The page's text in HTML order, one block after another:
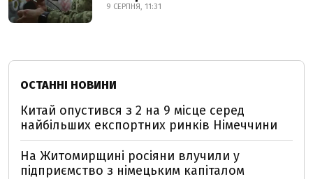
9 СЕРПНЯ, 11:31
ОСТАННІ НОВИНИ
Китай опустився з 2 на 9 місце серед
найбільших експортних ринків Німеччини
На Житомирщині росіяни влучили у
підприємство з німецьким капіталом